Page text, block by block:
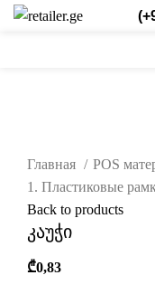
Главная
POS
1. Пластиковые
Back to products
კაუჭი
₾0,83